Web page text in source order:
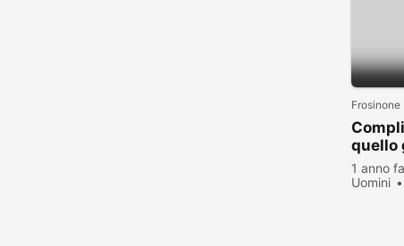
Frosinone
quello
1 anno fa
Uomini